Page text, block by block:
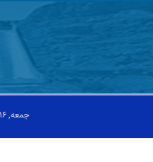
جمعه, ۱۶ مرداد ۱۴۰۵